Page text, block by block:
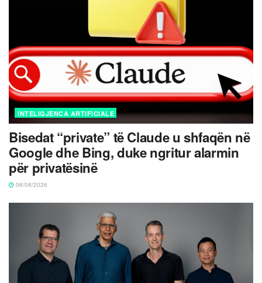
INTELIGJENCA ARTIFICIALE
Bisedat “private” të Claude u shfaqën në
Google dhe Bing, duke ngritur alarmin
për privatësinë
06/08/2026